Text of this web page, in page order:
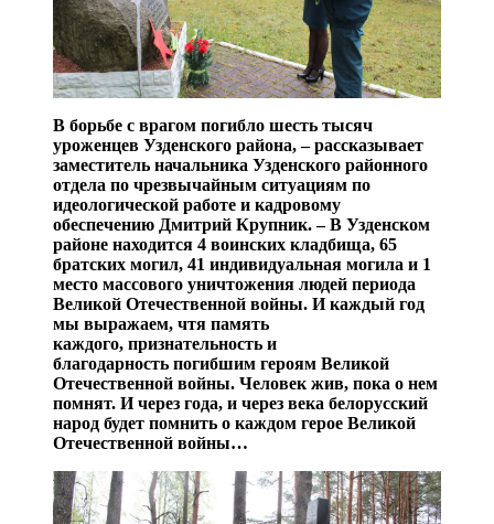
В борьбе с врагом погибло шесть тысяч
уроженцев Узденского района, – рассказывает
заместитель начальника Узденского районного
отдела по чрезвычайным ситуациям по
идеологической работе и кадровому
обеспечению Дмитрий Крупник. – В Узденском
районе находится 4 воинских кладбища, 65
братских могил, 41 индивидуальная могила и 1
место массового уничтожения людей периода
Великой Отечественной войны. И каждый год
мы выражаем, чтя память
каждого, признательность и
благодарность погибшим героям Великой
Отечественной войны. Человек жив, пока о нем
помнят. И через года, и через века белорусский
народ будет помнить о каждом герое Великой
Отечественной войны…